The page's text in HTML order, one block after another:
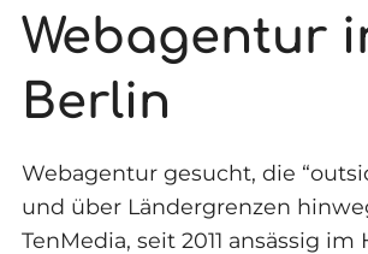
Webagentur
Berlin
Webagentur gesucht, die
und über Ländergrenzen
TenMedia, seit 2011 ansässig im